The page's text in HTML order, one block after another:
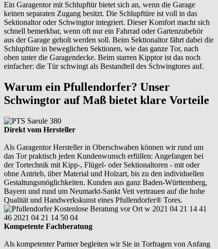
Ein Garagentor mit Schlupftür bietet sich an, wenn die Garage
keinen separaten Zugang besitzt. Die Schlupftüre ist voll in das
Sektionaltor oder Schwingtor integriert. Dieser Komfort macht sich
schnell bemerkbar, wenn oft nur ein Fahrrad oder Gartenzubehör
aus der Garage geholt werden soll. Beim Sektionaltor fährt dabei die
Schlupftüre in beweglichen Sektionen, wie das ganze Tor, nach
oben unter die Garagendecke. Beim starren Kipptor ist das noch
einfacher: die Tür schwingt als Bestandteil des Schwingtores auf.
Warum ein Pfullendorfer? Unser
Schwingtor auf Maß bietet klare Vorteile
Direkt vom Hersteller
Als Garagentor Hersteller in Oberschwaben können wir rund um
das Tor praktisch jeden Kundenwunsch erfüllen: Angefangen bei
der Tortechnik mit Kipp-, Flügel- oder Sektionaltoren - mit oder
ohne Antrieb, über Material und Holzart, bis zu den individuellen
Gestaltungsmöglichkeiten. Kunden aus ganz Baden-Württemberg,
Bayern und rund um Neumarkt-Sankt Veit vertrauen auf die hohe
Qualität und Handwerkskunst eines Pfullendorfer® Tores.
Kompetente Fachberatung
Als kompetenter Partner begleiten wir Sie in Torfragen von Anfang